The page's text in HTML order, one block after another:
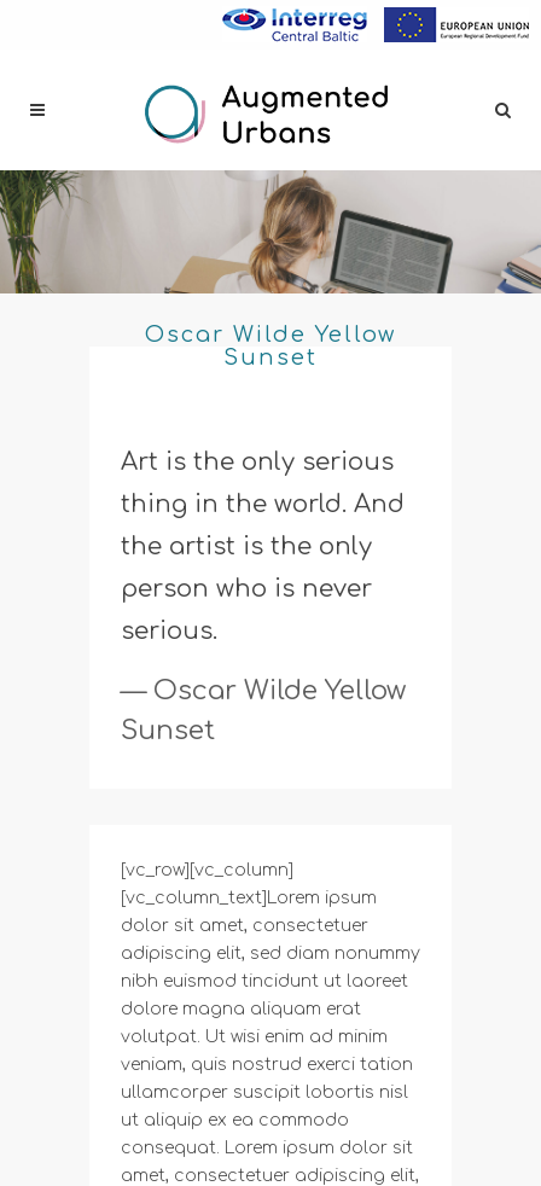
Oscar Wilde Yellow
Sunset
Art is the only serious
thing in the world. And
the artist is the only
person who is never
serious.
— Oscar Wilde Yellow
Sunset
[vc_row][vc_column]
[vc_column_text]Lorem ipsum
dolor sit amet, consectetuer
adipiscing elit, sed diam nonummy
nibh euismod tincidunt ut laoreet
dolore magna aliquam erat
volutpat. Ut wisi enim ad minim
veniam, quis nostrud exerci tation
ullamcorper suscipit lobortis nisl
ut aliquip ex ea commodo
consequat. Lorem ipsum dolor sit
amet, consectetuer adipiscing elit,